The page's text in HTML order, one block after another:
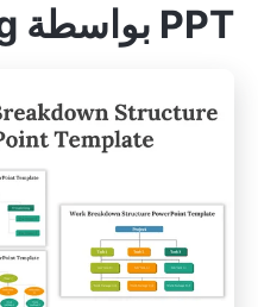
PPT بواسطة slideegg